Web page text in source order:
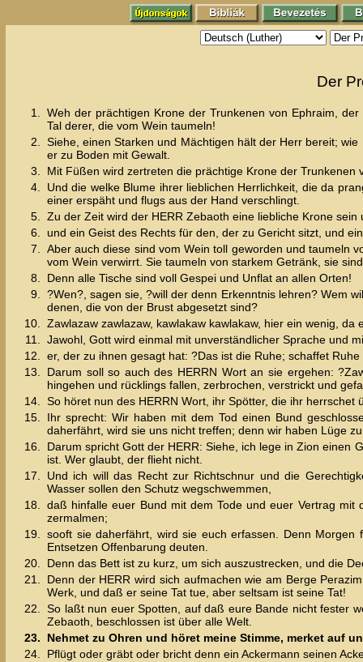
Der
1.
Weh der prächtigen Krone der Trunkenen von Ephraim,
Tal derer, die vom Wein taumeln!
2.
Siehe, einen Starken und Mächtigen hält der Herr bereit;
er zu Boden mit Gewalt.
3.
Mit Füßen wird zertreten die prächtige Krone der Trunkenen
4.
Und die welke Blume ihrer lieblichen Herrlichkeit, die da
einer erspäht und flugs aus der Hand verschlingt.
5.
Zu der Zeit wird der HERR Zebaoth eine liebliche Krone
6.
und ein Geist des Rechts für den, der zu Gericht sitzt, und
7.
Aber auch diese sind vom Wein toll geworden und taumeln
vom Wein verwirrt. Sie taumeln von starkem Getränk, sie
8.
Denn alle Tische sind voll Gespei und Unflat an allen Orten!
9.
?Wen?, sagen sie, ?will der denn Erkenntnis lehren? Wem
denen, die von der Brust abgesetzt sind?
10.
Zawlazaw zawlazaw, kawlakaw kawlakaw, hier ein wenig, da
11.
Jawohl, Gott wird einmal mit unverständlicher Sprache und
12.
er, der zu ihnen gesagt hat: ?Das ist die Ruhe; schaffet
13.
Darum soll so auch des HERRN Wort an sie ergehen:
hingehen und rücklings fallen, zerbrochen, verstrickt und
14.
So höret nun des HERRN Wort, ihr Spötter, die ihr herrschet
15.
Ihr sprecht: Wir haben mit dem Tod einen Bund
daherfährt, wird sie uns nicht treffen; denn wir haben Lüge
16.
Darum spricht Gott der HERR: Siehe, ich lege in Zion einen
ist. Wer glaubt, der flieht nicht.
17.
Und ich will das Recht zur Richtschnur und die
Wasser sollen den Schutz wegschwemmen,
18.
daß hinfalle euer Bund mit dem Tode und euer Vertrag
zermalmen;
19.
sooft sie daherfährt, wird sie euch erfassen. Denn
Entsetzen Offenbarung deuten.
20.
Denn das Bett ist zu kurz, um sich auszustrecken, und die
21.
Denn der HERR wird sich aufmachen wie am Berge
Werk, und daß er seine Tat tue, aber seltsam ist seine Tat!
22.
So laßt nun euer Spotten, auf daß eure Bande nicht fester
Zebaoth, beschlossen ist über alle Welt.
23.
Nehmet zu Ohren und höret meine Stimme, merket auf
24.
Pflügt oder gräbt oder bricht denn ein Ackermann seinen